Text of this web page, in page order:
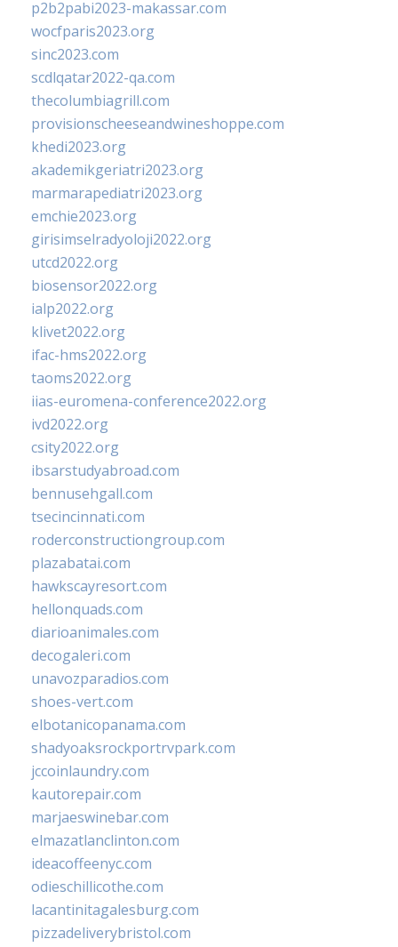
p2b2pabi2023-makassar.com
wocfparis2023.org
sinc2023.com
scdlqatar2022-qa.com
thecolumbiagrill.com
provisionscheeseandwineshoppe.com
khedi2023.org
akademikgeriatri2023.org
marmarapediatri2023.org
emchie2023.org
girisimselradyoloji2022.org
utcd2022.org
biosensor2022.org
ialp2022.org
klivet2022.org
ifac-hms2022.org
taoms2022.org
iias-euromena-conference2022.org
ivd2022.org
csity2022.org
ibsarstudyabroad.com
bennusehgall.com
tsecincinnati.com
roderconstructiongroup.com
plazabatai.com
hawkscayresort.com
hellonquads.com
diarioanimales.com
decogaleri.com
unavozparadios.com
shoes-vert.com
elbotanicopanama.com
shadyoaksrockportrvpark.com
jccoinlaundry.com
kautorepair.com
marjaeswinebar.com
elmazatlanclinton.com
ideacoffeenyc.com
odieschillicothe.com
lacantinitagalesburg.com
pizzadeliverybristol.com